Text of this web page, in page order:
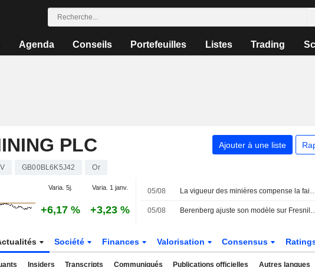
Agenda Conseils Portefeuilles Listes Trading
PLC Ajouter à une liste
GB00BL6K5J42 Or
Varia. 5j. Varia. 1 janv.
+6,17 % +3,23 %
05/08 La vigueur des minières compense la faiblesse des
05/08 Berenberg ajuste son modèle sur Fresnillo après les résultats
Société Finances Valorisation Consensus
Insiders Transcripts Communiqués Publications officielles Autres langues